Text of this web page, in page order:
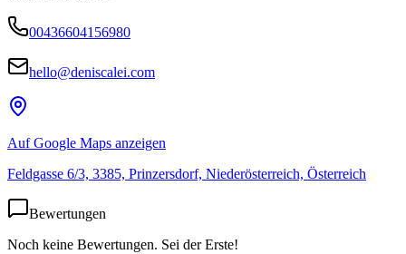
00436604156980
hello@deniscalei.com
Auf Google Maps anzeigen
Feldgasse 6/3, 3385, Prinzersdorf, Niederösterreich, Österreich
Bewertungen
Noch keine Bewertungen. Sei der Erste!